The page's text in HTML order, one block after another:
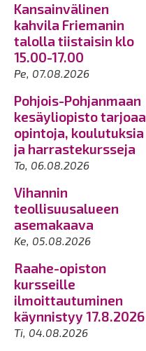
Kansainvälinen
kahvila Friemanin
talolla tiistaisin klo
15.00-17.00
Pe, 07.08.2026
Pohjois-Pohjanmaan
kesäyliopisto tarjoaa
opintoja, koulutuksia
ja harrastekursseja
To, 06.08.2026
Vihannin
teollisuusalueen
asemakaava
Ke, 05.08.2026
Raahe-opiston
kursseille
ilmoittautuminen
käynnistyy 17.8.2026
Ti, 04.08.2026